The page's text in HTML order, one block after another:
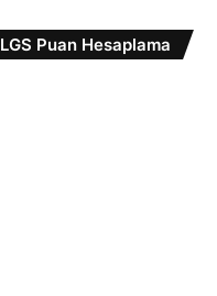
LGS Puan Hesaplama